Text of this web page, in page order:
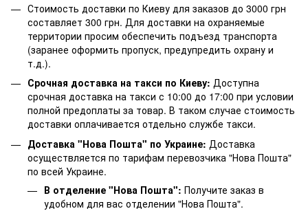
Стоимость доставки по Киеву для заказов до 3000 грн
составляет 300 грн. Для доставки на охраняемые
территории просим обеспечить подъезд транспорта
(заранее оформить пропуск, предупредить охрану и
т.д.).
Срочная доставка на такси по Киеву: Доступна
срочная доставка на такси с 10:00 до 17:00 при условии
полной предоплаты за товар. В таком случае стоимость
доставки оплачивается отдельно службе такси.
Доставка "Нова Пошта" по Украине: Доставка
осуществляется по тарифам перевозчика "Нова Пошта"
по всей Украине.
В отделение "Нова Пошта": Получите заказ в
удобном для вас отделении "Нова Пошта".